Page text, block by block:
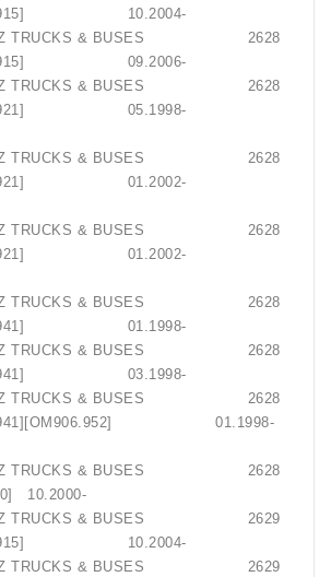
10.2004-
TRUCKS & BUSES 2628
09.2006-
TRUCKS & BUSES 2628
05.1998-
TRUCKS & BUSES 2628
01.2002-
TRUCKS & BUSES 2628
01.2002-
TRUCKS & BUSES 2628
01.1998-
TRUCKS & BUSES 2628
03.1998-
TRUCKS & BUSES 2628
01.1998-
TRUCKS & BUSES 2628
10.2000-
TRUCKS & BUSES 2629
10.2004-
TRUCKS & BUSES 2629